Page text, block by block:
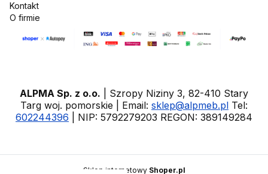
Kontakt
O firmie
ALPMA Sp. z o.o. | Szropy Niziny 3, 82-410 Stary
Targ woj. pomorskie | Email: sklep@alpmeb.pl Tel:
602244396 | NIP: 5792279203 REGON: 389149284
Sklep internetowy Shoper.pl